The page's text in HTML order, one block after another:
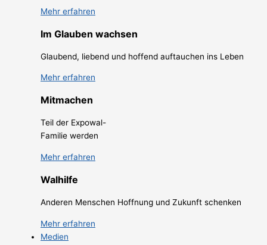
Mehr erfahren
Im Glauben wachsen
Glaubend, liebend und hoffend auftauchen ins Leben
Mehr erfahren
Mitmachen
Teil der Expowal-
Familie werden
Mehr erfahren
Walhilfe
Anderen Menschen Hoffnung und Zukunft schenken
Mehr erfahren
Medien